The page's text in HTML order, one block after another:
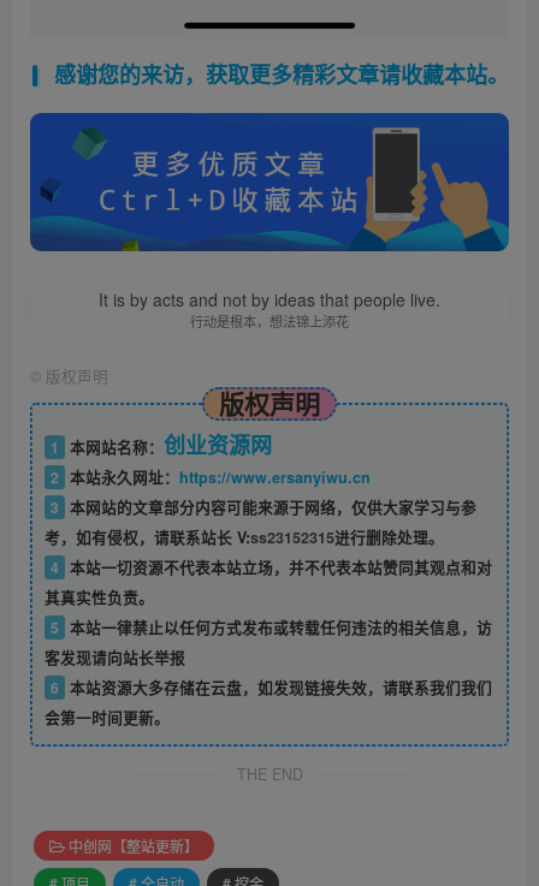
感谢您的来访，获取更多精彩文章请收藏本站。
It is by acts and not by ideas that people live.
行动是根本，想法锦上添花
© 版权声明
版权声明
1 本网站名称： 创业资源网
2 本站永久网址： https://www.ersanyiwu.cn
3 本网站的文章部分内容可能来源于网络，仅供大家学习与参
考，如有侵权，请联系站长 V:ss23152315进行删除处理。
4 本站一切资源不代表本站立场，并不代表本站赞同其观点和对
其真实性负责。
5 本站一律禁止以任何方式发布或转载任何违法的相关信息，访
客发现请向站长举报
6 本站资源大多存储在云盘，如发现链接失效，请联系我们我们
会第一时间更新。
THE END
中创网【整站更新】